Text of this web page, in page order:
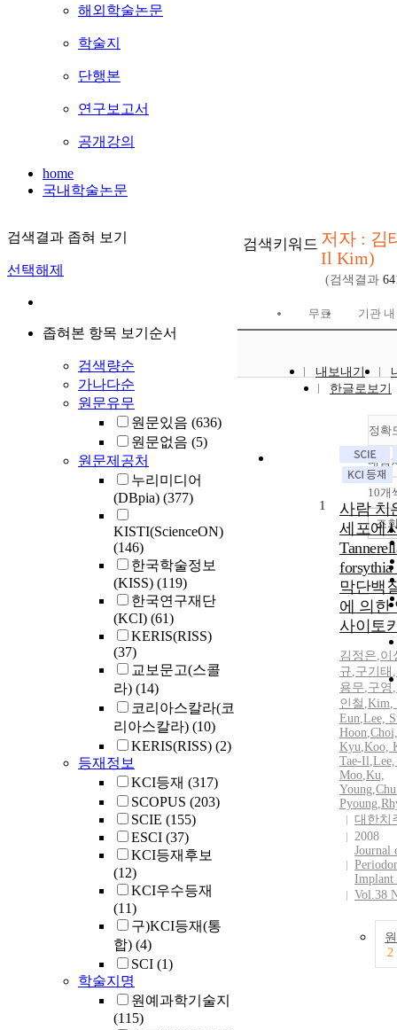
해외학술논문
학술지
단행본
연구보고서
공개강의
home
국내학술논문
검색결과 좁혀 보기
선택해제
좁혀본 항목 보기순서
검색량순
가나다순
원문유무
원문있음 (636)
원문없음 (5)
원문제공처
누리미디어
(DBpia) (377)
KISTI(ScienceON)
(146)
한국학술정보
(KISS) (119)
한국연구재단
(KCI) (61)
KERIS(RISS)
(37)
교보문고(스콜
라) (14)
코리아스칼라(코
리아스칼라) (10)
KERIS(RISS) (2)
등재정보
KCI등재 (317)
SCOPUS (203)
SCIE (155)
ESCI (37)
KCI등재후보
(12)
KCI우수등재
(11)
구)KCI등재(통
합) (4)
SCI (1)
학술지명
원예과학기술지
(115)
검색키워드 저자 : 김
Il Kim)
(검색결과
무료 기관
내보내기
한글로보기
정확
내림
10개
조
1
사람 치
세포에
막단백
에 의한
사이토
김정은,이
규,구기태 ,
용무,구영 ,
인철 ,Kim,
Eun,Lee,
Hoon,
Kyu,Koo,
Tae-Il,
Moo,Ku,
Young,
Pyoung,
대한치
2008
Journal
Implant
Vol.38
2